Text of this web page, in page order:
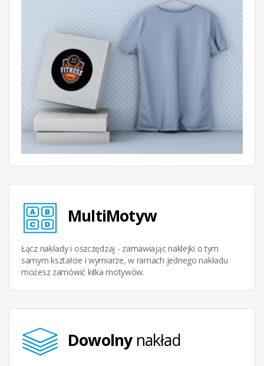
MultiMotyw
Łącz nakłady i oszczędzaj - zamawiając naklejki o tym
samym kształcie i wymiarze, w ramach jednego nakładu
możesz zamówić kilka motywów.
Dowolnynakład